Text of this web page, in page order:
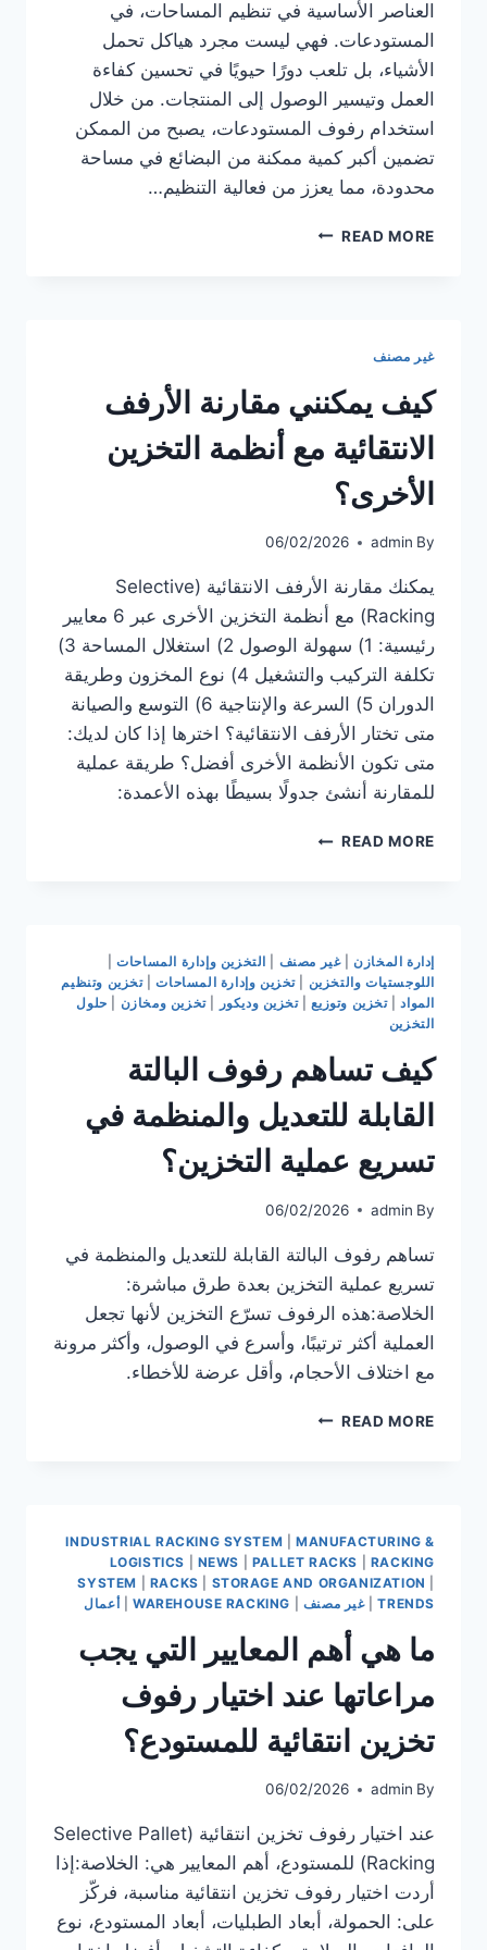
العناصر الأساسية في تنظيم المساحات، في
المستودعات. فهي ليست مجرد هياكل تحمل
الأشياء، بل تلعب دورًا حيويًا في تحسين كفاءة
العمل وتيسير الوصول إلى المنتجات. من خلال
استخدام رفوف المستودعات، يصبح من الممكن
تضمين أكبر كمية ممكنة من البضائع في مساحة
محدودة، مما يعزز من فعالية التنظيم…
READ MOREرفوف
السعودية
غير مصنف
كيف يمكنني مقارنة الأرفف
الانتقائية مع أنظمة التخزين
الأخرى؟
By
admin
06/02/2026
يمكنك مقارنة الأرفف الانتقائية (Selective
Racking) مع أنظمة التخزين الأخرى عبر 6 معايير
رئيسية: 1) سهولة الوصول 2) استغلال المساحة 3)
تكلفة التركيب والتشغيل 4) نوع المخزون وطريقة
الدوران 5) السرعة والإنتاجية 6) التوسع والصيانة
متى تختار الأرفف الانتقائية؟ اخترها إذا كان لديك:
متى تكون الأنظمة الأخرى أفضل؟ طريقة عملية
للمقارنة أنشئ جدولًا بسيطًا بهذه الأعمدة:
READ MOREكيف
أنظمة
التخزين
إدارة المخازن|غير مصنف التخزين وإدارة المساحات|
اللوجستيات والتخزين |تخزين وإدارة المساحات|تخزين وتنظيم
المواد|تخزين وتوزيع|تخزين وديكور |تخزين ومخازن
حلول
التخزين
كيف تساهم رفوف البالتة
القابلة للتعديل والمنظمة في
تسريع عملية التخزين؟
By
admin
06/02/2026
تساهم رفوف البالتة القابلة للتعديل والمنظمة في
تسريع عملية التخزين بعدة طرق مباشرة:
الخلاصة:هذه الرفوف تسرّع التخزين لأنها تجعل
العملية أكثر ترتيبًا، وأسرع في الوصول، وأكثر مرونة
مع اختلاف الأحجام، وأقل عرضة للأخطاء.
READ MOREكيف
والمنظمة
في
تسريع
التخزين؟
INDUSTRIAL RACKING SYSTEM |MANUFACTURING &
LOGISTICS
NEWS PALLET RACKS
RACKING
SYSTEM
RACKS STORAGE AND ORGANIZATION
TRENDS
|غير مصنف WAREHOUSE RACKING أعمال
ما هي أهم المعايير التي يجب
مراعاتها عند اختيار رفوف
تخزين انتقائية للمستودع؟
By
admin
06/02/2026
عند اختيار رفوف تخزين انتقائية (Selective Pallet
Racking) للمستودع، أهم المعايير هي: الخلاصة:إذا
أردت اختيار رفوف تخزين انتقائية مناسبة، فركّز
على: الحمولة، أبعاد الطبليات، أبعاد المستودع، نوع